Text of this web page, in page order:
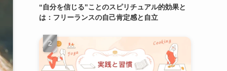
“自分を信じる”ことのスピリチュアル的効果と
は：フリーランスの自己肯定感と自立